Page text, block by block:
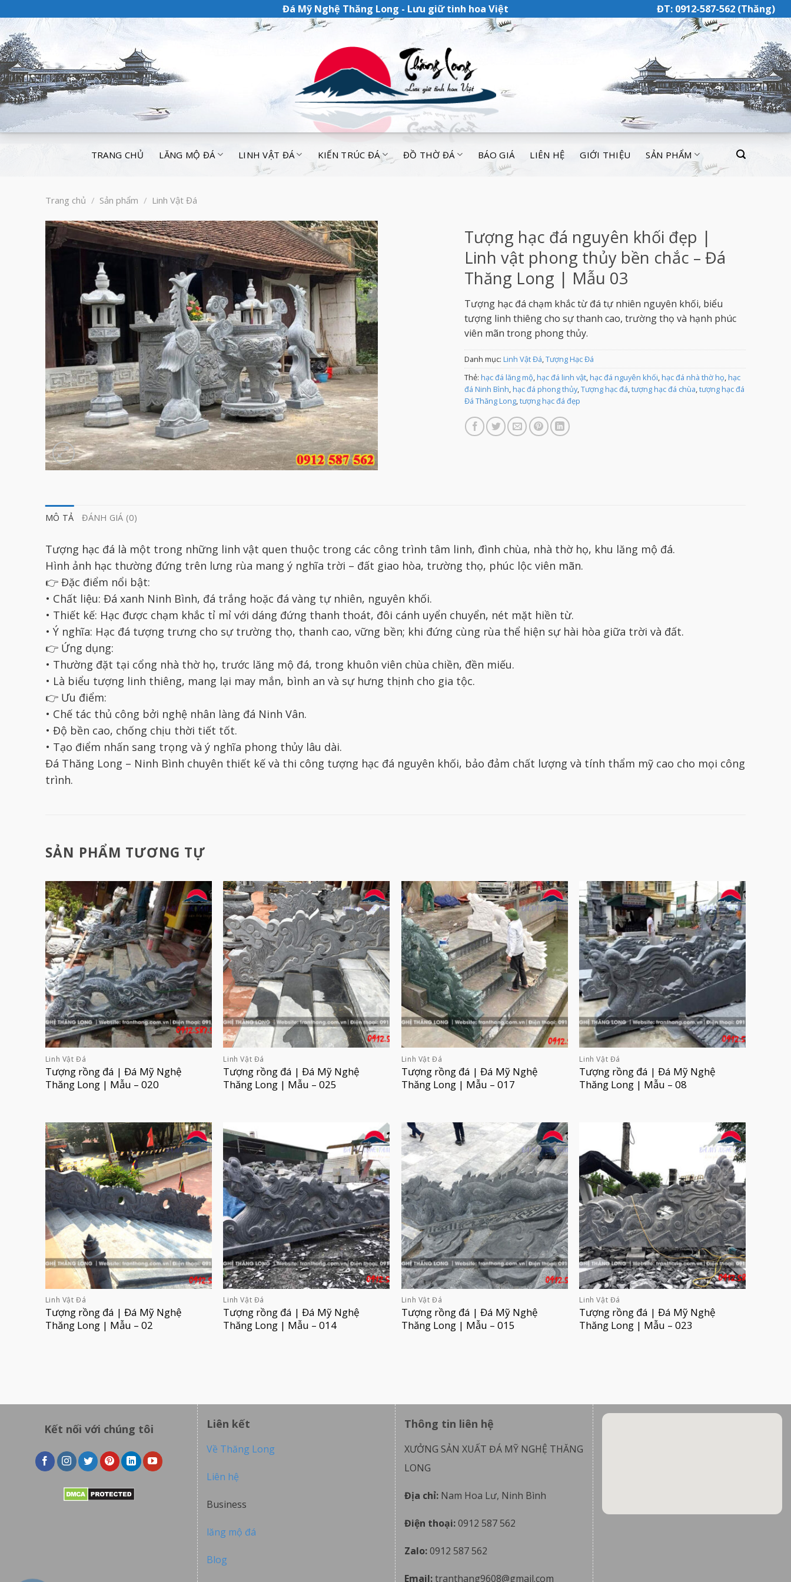
Đá Mỹ Nghệ Thăng Long - Lưu giữ tinh hoa Việt ĐT: 0912-587-562 (Thăng)
TRANG CHỦ LĂNG MỘ ĐÁ LINH VẬT ĐÁ KIẾN TRÚC ĐÁ ĐỒ THỜ ĐÁ BÁO GIÁ LIÊN HỆ GIỚI THIỆU SẢN PHẨM
Trang chủ / Sản phẩm / Linh Vật Đá
Tượng hạc đá nguyên khối đẹp |
Linh vật phong thủy bền chắc – Đá
Thăng Long | Mẫu 03
Tượng hạc đá chạm khắc từ đá tự nhiên nguyên khối, biểu
tượng linh thiêng cho sự thanh cao, trường thọ và hạnh phúc
viên mãn trong phong thủy.
Danh mục: Linh Vật Đá Tượng Hạc Đá
Thẻ: hạc đá lăng mộ hạc đá linh vật, hạc đá nguyên khối hạc đá nhà thờ họ hạc
đá Ninh Bình hạc đá phong thủy, Tượng hạc đá tượng hạc đá chùa tượng hạc đá
Đá Thăng Long, tượng hạc đá đẹp
MÔ TẢ ĐÁNH GIÁ (0)
Tượng hạc đá là một trong những linh vật quen thuộc trong các công trình tâm linh, đình chùa, nhà thờ họ, khu lăng mộ đá.
Hình ảnh hạc thường đứng trên lưng rùa mang ý nghĩa trời – đất giao hòa, trường thọ, phúc lộc viên mãn.
👉 Đặc điểm nổi bật:
• Chất liệu: Đá xanh Ninh Bình, đá trắng hoặc đá vàng tự nhiên, nguyên khối.
• Thiết kế: Hạc được chạm khắc tỉ mỉ với dáng đứng thanh thoát, đôi cánh uyển chuyển, nét mặt hiền từ.
• Ý nghĩa: Hạc đá tượng trưng cho sự trường thọ, thanh cao, vững bền; khi đứng cùng rùa thể hiện sự hài hòa giữa trời và đất.
👉 Ứng dụng:
• Thường đặt tại cổng nhà thờ họ, trước lăng mộ đá, trong khuôn viên chùa chiền, đền miếu.
• Là biểu tượng linh thiêng, mang lại may mắn, bình an và sự hưng thịnh cho gia tộc.
👉 Ưu điểm:
• Chế tác thủ công bởi nghệ nhân làng đá Ninh Vân.
• Độ bền cao, chống chịu thời tiết tốt.
• Tạo điểm nhấn sang trọng và ý nghĩa phong thủy lâu dài.
Đá Thăng Long – Ninh Bình chuyên thiết kế và thi công tượng hạc đá nguyên khối, bảo đảm chất lượng và tính thẩm mỹ cao cho mọi công
trình.
SẢN PHẨM TƯƠNG TỰ
Linh Vật Đá
Tượng rồng đá | Đá Mỹ Nghệ
Thăng Long | Mẫu – 020
Linh Vật Đá
Tượng rồng đá | Đá Mỹ Nghệ
Thăng Long | Mẫu – 025
Linh Vật Đá
Tượng rồng đá | Đá Mỹ Nghệ
Thăng Long | Mẫu – 017
Linh Vật Đá
Tượng rồng đá | Đá Mỹ Nghệ
Thăng Long | Mẫu – 08
Linh Vật Đá
Tượng rồng đá | Đá Mỹ Nghệ
Thăng Long | Mẫu – 02
Linh Vật Đá
Tượng rồng đá | Đá Mỹ Nghệ
Thăng Long | Mẫu – 014
Linh Vật Đá
Tượng rồng đá | Đá Mỹ Nghệ
Thăng Long | Mẫu – 015
Linh Vật Đá
Tượng rồng đá | Đá Mỹ Nghệ
Thăng Long | Mẫu – 023
Kết nối với chúng tôi Liên kết
Về Thăng Long
Liên hệ
Business
lăng mộ đá
Blog
Thông tin liên hệ
XƯỞNG SẢN XUẤT ĐÁ MỸ NGHỆ THĂNG
LONG
Địa chỉ: Nam Hoa Lư, Ninh Bình
Điện thoại:0912 587 562
Zalo:0912 587 562
Email:tranthang9608@gmail.com